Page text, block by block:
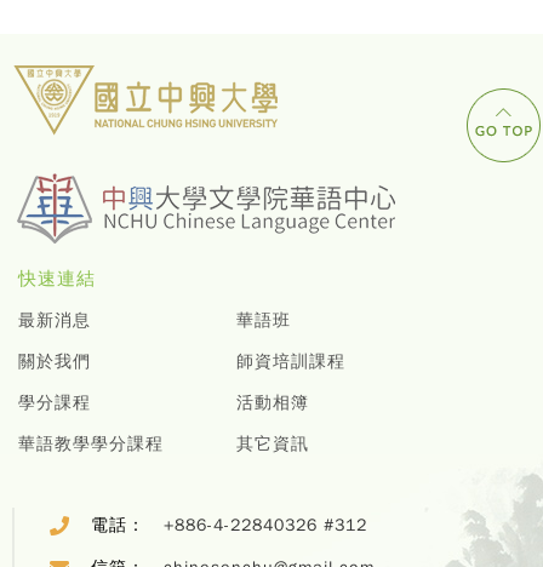
快速連結
最新消息
關於我們
學分課程
華語教學學分課程
華語班
師資培訓課程
活動相簿
其它資訊
電話： +886-4-22840326 #312